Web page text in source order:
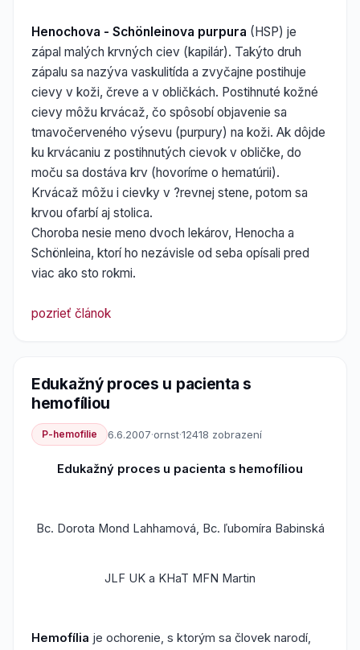
Henochova - Schönleinova purpura (HSP) je
zápal malých krvných ciev (kapilár). Takýto druh
zápalu sa nazýva vaskulitída a zvyčajne postihuje
cievy v koži, čreve a v obličkách. Postihnuté kožné
cievy môžu krvácaž, čo spôsobí objavenie sa
tmavočerveného výsevu (purpury) na koži. Ak dôjde
ku krvácaniu z postihnutých cievok v obličke, do
moču sa dostáva krv (hovoríme o hematúrii).
Krvácaž môžu i cievky v ?revnej stene, potom sa
krvou ofarbí aj stolica.
Choroba nesie meno dvoch lekárov, Henocha a
Schönleina, ktorí ho nezávisle od seba opísali pred
viac ako sto rokmi.
pozrieť článok
Edukažný proces u pacienta s
hemofíliou
P-hemofilie 6.6.2007·ornst·12418 zobrazení
Edukažný proces u pacienta s hemofíliou
Bc. Dorota Mond Lahhamová, Bc. ľubomíra Babinská
JLF UK a KHaT MFN Martin
Hemofília je ochorenie, s ktorým sa človek narodí,